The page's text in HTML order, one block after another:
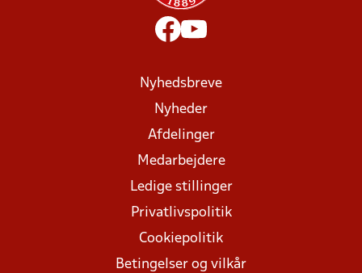
Nyhedsbreve
Nyheder
Afdelinger
Medarbejdere
Ledige stillinger
Privatlivspolitik
Cookiepolitik
Betingelser og vilkår